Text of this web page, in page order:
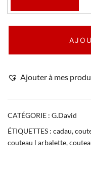
Ajouter à mes
CATÉGORIE : G.David
ÉTIQUETTES : cadau,
couteau l arbalette,